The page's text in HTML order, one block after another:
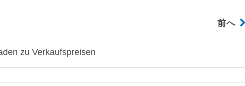
前へ
zu Verkaufspreisen